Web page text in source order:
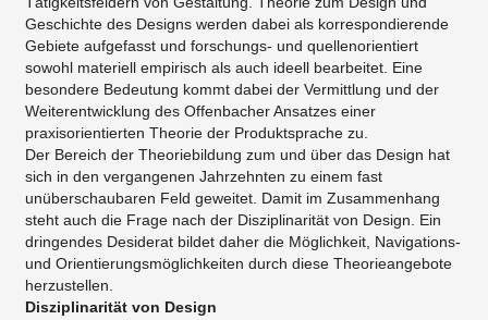
Geschichte des Designs werden dabei als korrespondierende
Gebiete aufgefasst und forschungs- und quellenorientiert
sowohl materiell empirisch als auch ideell bearbeitet. Eine
besondere Bedeutung kommt dabei der Vermittlung und der
Weiterentwicklung des Offenbacher Ansatzes einer
praxisorientierten Theorie der Produktsprache zu.
Der Bereich der Theoriebildung zum und über das Design hat
sich in den vergangenen Jahrzehnten zu einem fast
unüberschaubaren Feld geweitet. Damit im Zusammenhang
steht auch die Frage nach der Disziplinarität von Design. Ein
dringendes Desiderat bildet daher die Möglichkeit, Navigations-
und Orientierungsmöglichkeiten durch diese Theorieangebote
herzustellen.
Disziplinarität von Design